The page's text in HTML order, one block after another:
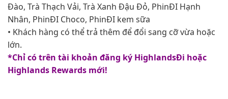
Đào, Trà Thạch Vải, Trà Xanh Đậu Đỏ, PhinĐI Hạnh
Nhân, PhinĐI Choco, PhinĐI kem sữa
• Khách hàng có thể trả thêm để đổi sang cỡ vừa hoặc
lớn.
*Chỉ có trên tài khoản đăng ký HighlandsĐi hoặc
Highlands Rewards mới!